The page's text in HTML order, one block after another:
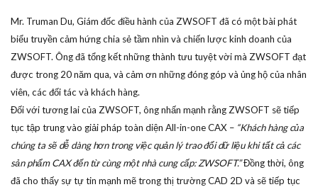
Mr. Truman Du, Giám đốc điều hành của ZWSOFT đã có một bài phát
biểu truyền cảm hứng chia sẻ tầm nhìn và chiến lược kinh doanh của
ZWSOFT. Ông đã tổng kết những thành tưu tuyệt vời mà ZWSOFT đạt
được trong 20 năm qua, và cảm ơn những đóng góp và ủng hộ của nhân
viên, các đối tác và khách hàng.
Đối với tương lai của ZWSOFT, ông nhấn mạnh rằng ZWSOFT sẽ tiếp
tục tập trung vào giải pháp toàn diện All-in-one CAX – “Khách hàng của
chúng ta sẽ dễ dàng hơn trong việc quản lý trao đổi dữ liệu khi tất cả các
sản phẩm CAX đến từ cùng một nhà cung cấp: ZWSOFT.”Đồng thời, ông
đã cho thấy sự tự tin mạnh mẽ trong thị trường CAD 2D và sẽ tiếp tục